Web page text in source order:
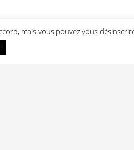
mais vous pouvez vous